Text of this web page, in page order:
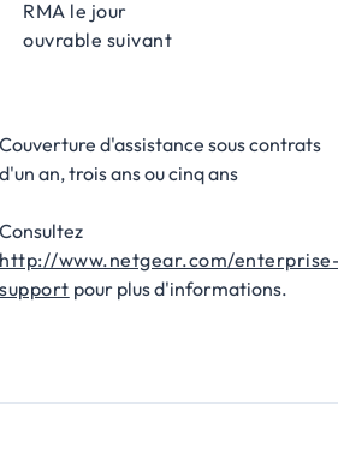
RMA le jour
ouvrable suivant
Couverture d'assistance sous contrats
d'un an, trois ans ou cinq ans
Consultez
http://www.netgear.com/
support pour plus d'informations.